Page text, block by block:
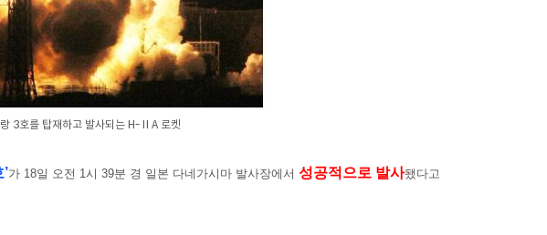
3호를 탑재하고 발사되는 H-ⅡA 로켓
가 18일 오전 1시 39분 경 일본 다네가시마 발사장에서 성공적으로 발사됐다고